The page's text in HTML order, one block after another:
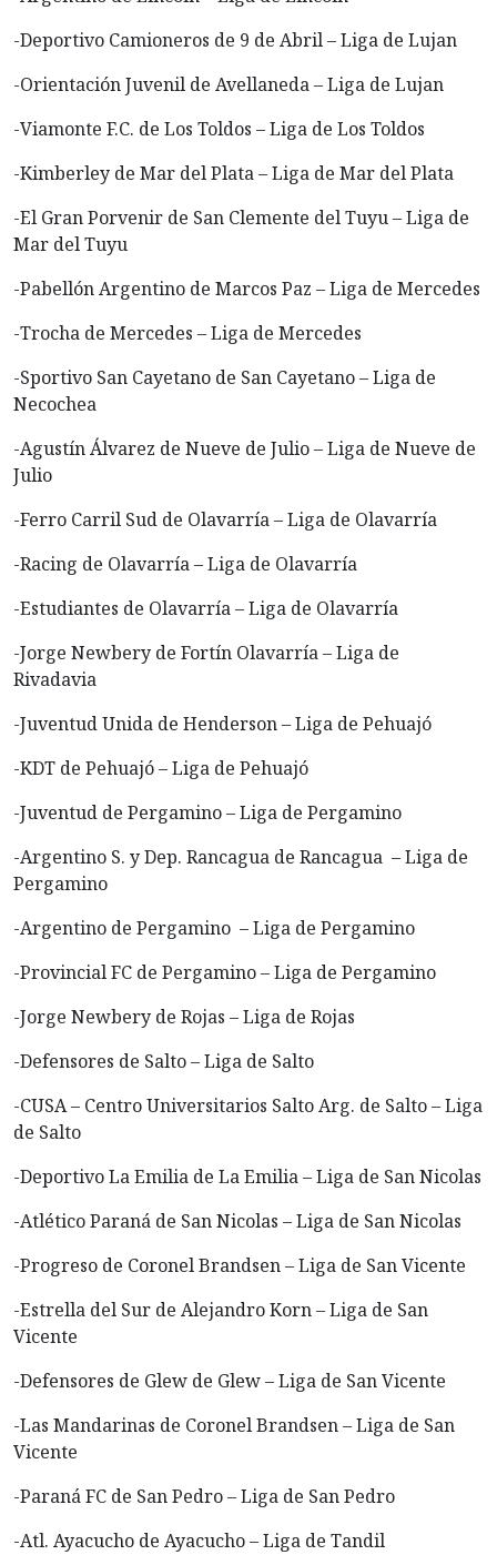
-Deportivo Camioneros de 9 de Abril – Liga de Lujan
-Orientación Juvenil de Avellaneda – Liga de Lujan
-Viamonte F.C. de Los Toldos – Liga de Los Toldos
-Kimberley de Mar del Plata – Liga de Mar del Plata
-El Gran Porvenir de San Clemente del Tuyu – Liga de
Mar del Tuyu
-Pabellón Argentino de Marcos Paz – Liga de Mercedes
-Trocha de Mercedes – Liga de Mercedes
-Sportivo San Cayetano de San Cayetano – Liga de
Necochea
-Agustín Álvarez de Nueve de Julio – Liga de Nueve de
Julio
-Ferro Carril Sud de Olavarría – Liga de Olavarría
-Racing de Olavarría – Liga de Olavarría
-Estudiantes de Olavarría – Liga de Olavarría
-Jorge Newbery de Fortín Olavarría – Liga de
Rivadavia
-Juventud Unida de Henderson – Liga de Pehuajó
-KDT de Pehuajó – Liga de Pehuajó
-Juventud de Pergamino – Liga de Pergamino
-Argentino S. y Dep. Rancagua de Rancagua – Liga de
Pergamino
-Argentino de Pergamino – Liga de Pergamino
-Provincial FC de Pergamino – Liga de Pergamino
-Jorge Newbery de Rojas – Liga de Rojas
-Defensores de Salto – Liga de Salto
-CUSA – Centro Universitarios Salto Arg. de Salto – Liga
de Salto
-Deportivo La Emilia de La Emilia – Liga de San Nicolas
-Atlético Paraná de San Nicolas – Liga de San Nicolas
-Progreso de Coronel Brandsen – Liga de San Vicente
-Estrella del Sur de Alejandro Korn – Liga de San
Vicente
-Defensores de Glew de Glew – Liga de San Vicente
-Las Mandarinas de Coronel Brandsen – Liga de San
Vicente
-Paraná FC de San Pedro – Liga de San Pedro
-Atl. Ayacucho de Ayacucho – Liga de Tandil